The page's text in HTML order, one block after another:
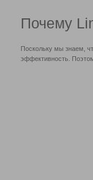
Почему
Поскольку мы знаем,
эффективность.